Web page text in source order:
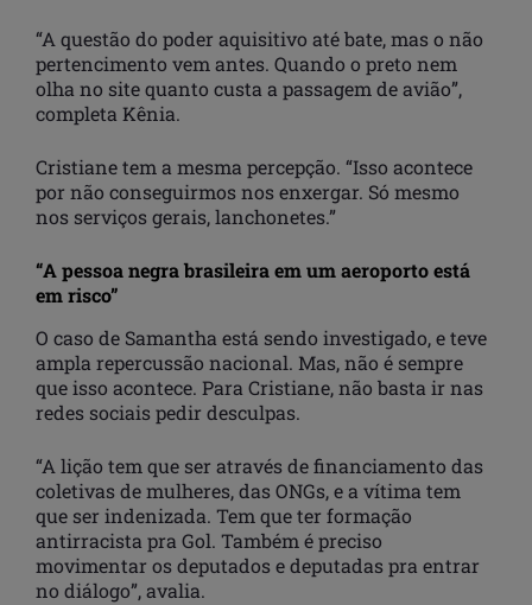
“A questão do poder aquisitivo até bate, mas o não
pertencimento vem antes. Quando o preto nem
olha no site quanto custa a passagem de avião”,
completa Kênia.
Cristiane tem a mesma percepção. “Isso acontece
por não conseguirmos nos enxergar. Só mesmo
nos serviços gerais, lanchonetes.”
“A pessoa negra brasileira em um aeroporto está
em risco”
O caso de Samantha está sendo investigado, e teve
ampla repercussão nacional. Mas, não é sempre
que isso acontece. Para Cristiane, não basta ir nas
redes sociais pedir desculpas.
“A lição tem que ser através de financiamento das
coletivas de mulheres, das ONGs, e a vítima tem
que ser indenizada. Tem que ter formação
antirracista pra Gol. Também é preciso
movimentar os deputados e deputadas pra entrar
no diálogo”, avalia.